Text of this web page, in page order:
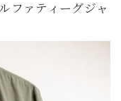
ファティーグジャ